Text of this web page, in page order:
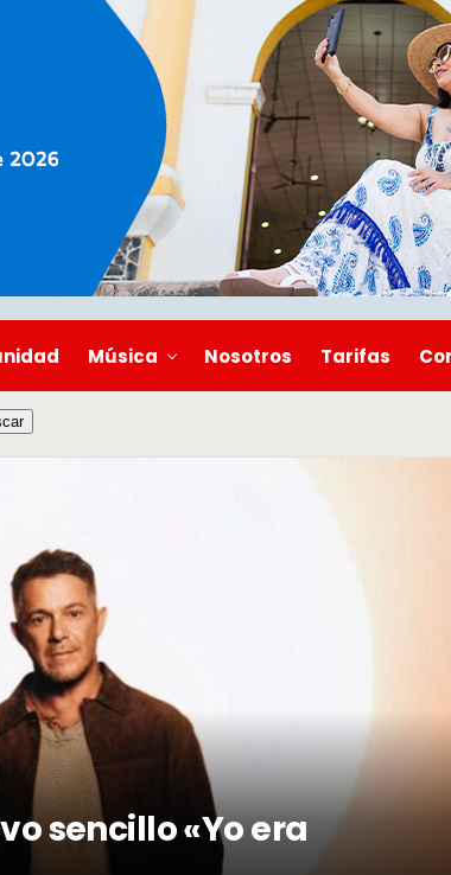
Música Nosotros Tarifas
sencillo «Yo era